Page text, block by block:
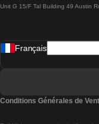
Unit G 15/F Tal Building 49 Austin
Français
Conditions Générales de